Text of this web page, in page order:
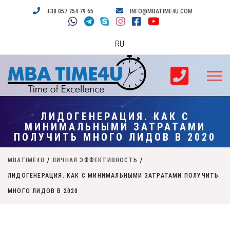
+38 057 754 79 65 INFO@MBATIME4U.COM
RU
ЛИДОГЕНЕРАЦИЯ. КАК С
МИНИМАЛЬНЫМИ ЗАТРАТАМИ
ПОЛУЧИТЬ МНОГО ЛИДОВ В 2020
MBATIME4U / ЛИЧНАЯ ЭФФЕКТИВНОСТЬ /
ЛИДОГЕНЕРАЦИЯ. КАК С МИНИМАЛЬНЫМИ ЗАТРАТАМИ ПОЛУЧИТЬ
МНОГО ЛИДОВ В 2020